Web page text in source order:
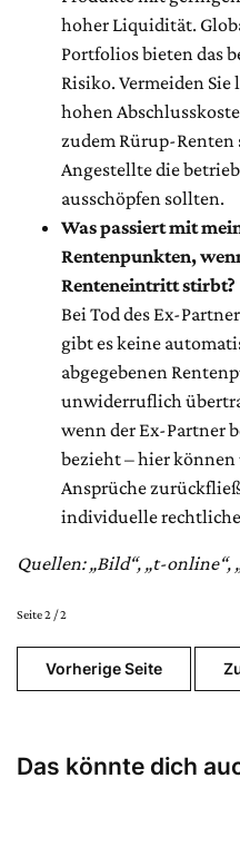
hoher Liquidität.
Portfolios bieten das
Risiko. Vermeiden
hohen
zudem Rürup-
Angestellte die
ausschöpfen sollten.
Was passiert mit
Rentenpunkten,
Renteneintritt stirbt?
Bei Tod des Ex-
gibt es keine
abgegebenen
unwiderruflich
wenn der Ex-Partner
bezieht – hier
Ansprüche
individuelle
Quellen: „Bild“, „t-online“,
Seite 2 / 2
Vorherige Seite
Das könnte dich